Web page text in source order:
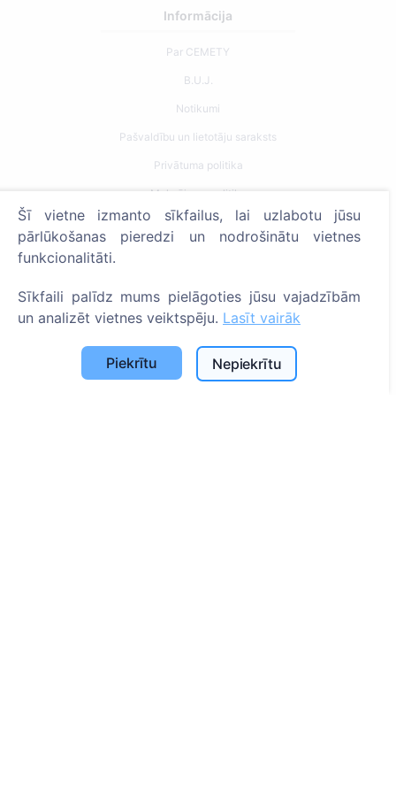
Informācija
Par CEMETY
B.U.J.
Notikumi
Pašvaldību un lietotāju saraksts
Privātuma politika
Maksājumu politika
ES projekti
Meklēšana
Meklēt apbedīto
Meklēt kapsētu
Šī vietne izmanto sīkfailus, lai uzlabotu jūsu
pārlūkošanas pieredzi un nodrošinātu vietnes
funkcionalitāti.
Sīkfaili palīdz mums pielāgoties jūsu vajadzībām
un analizēt vietnes veiktspēju. Lasīt vairāk
Piekrītu Nepiekrītu